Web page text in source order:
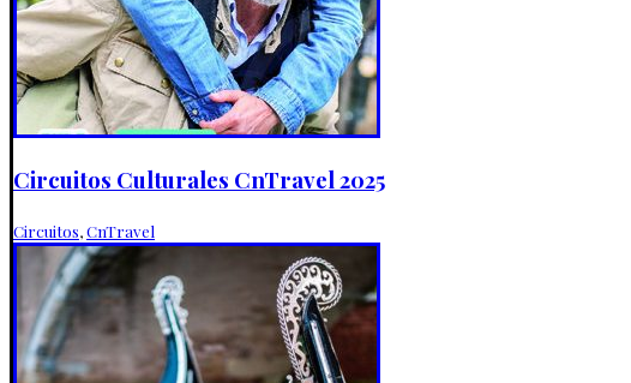
Circuitos Culturales CnTravel 2025
Circuitos,CnTravel